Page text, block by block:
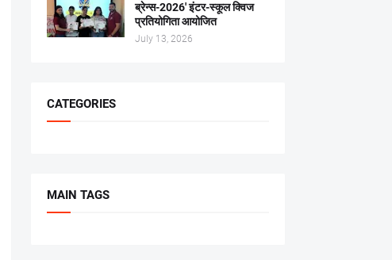
ब्रेन्स-2026' इंटर-स्कूल क्विज
प्रतियोगिता आयोजित
July 13, 2026
CATEGORIES
MAIN TAGS